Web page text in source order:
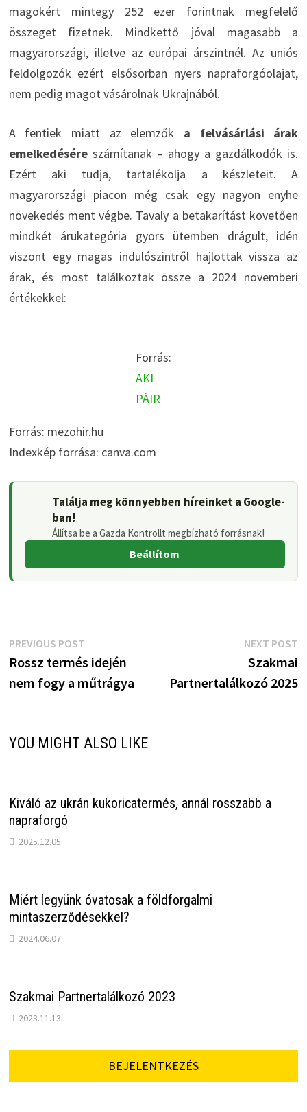
magokért mintegy 252 ezer forintnak megfelelő
összeget fizetnek. Mindkettő jóval magasabb a
magyarországi, illetve az európai árszintnél. Az uniós
feldolgozók ezért elsősorban nyers napraforgóolajat,
nem pedig magot vásárolnak Ukrajnából.
A fentiek miatt az elemzők a felvásárlási árak
emelkedésére számítanak – ahogy a gazdálkodók is.
Ezért aki tudja, tartalékolja a készleteit. A
magyarországi piacon még csak egy nagyon enyhe
növekedés ment végbe. Tavaly a betakarítást követően
mindkét árukategória gyors ütemben drágult, idén
viszont egy magas indulószintről hajlottak vissza az
árak, és most találkoztak össze a 2024 novemberi
értékekkel:
Forrás:
AKI
PÁIR
Forrás: mezohir.hu
Indexkép forrása: canva.com
Találja meg könnyebben híreinket a Google-
ban!
Állítsa be a Gazda Kontrollt megbízható forrásnak!
Beállítom
Bejegyzés
navigáció
PREVIOUS POSTPrevious
post:
Rossz termés idején
nem fogy a műtrágya
NEXT POST
Szakmai
Partnertalálkozó 2025
YOU MIGHT ALSO LIKE
Kiváló az ukrán kukoricatermés, annál rosszabb a
napraforgó
2025.12.05.
Miért legyünk óvatosak a földforgalmi
mintaszerződésekkel?
2024.06.07.
Szakmai Partnertalálkozó 2023
2023.11.13.
BEJELENTKEZÉS